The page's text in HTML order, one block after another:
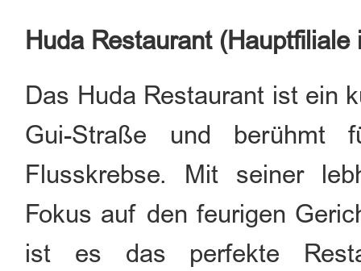
Huda Restaurant
Das Huda Restaurant ist ein
Gui-Straße und berühmt
Flusskrebse. Mit seiner
Fokus auf den feurigen
ist es das perfekte